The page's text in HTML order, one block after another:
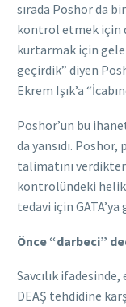
sırada Poshor da
kontrol etmek için
kurtarmak için
geçirdik” diyen
Ekrem Işık’a
Poshor’un bu
da yansıdı.
talimatını
kontrolündeki
tedavi için
Önce “darbeci”
Savcılık ifadesinde,
DEAŞ tehdidine